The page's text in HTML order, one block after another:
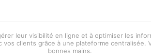
leur visibilité en ligne et à optimiser les
vos clients grâce à une plateforme centralisée.
bonnes mains.